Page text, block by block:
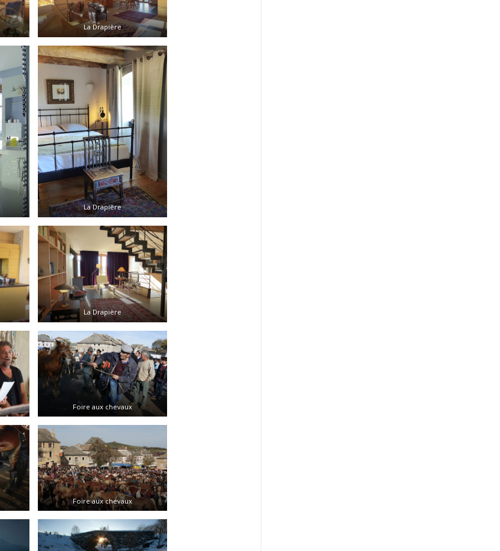
La Drapière
La Drapière
La Drapière
Foire aux chevaux
Foire aux chevaux